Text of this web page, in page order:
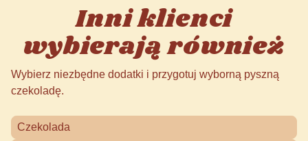
Inni klienci
wybierają również
Wybierz niezbędne dodatki i przygotuj wyborną pyszną
czekoladę.
Czekolada